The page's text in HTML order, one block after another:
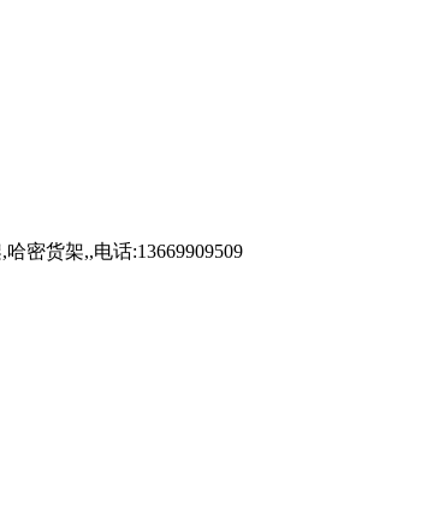
密货架,,电话:13669909509